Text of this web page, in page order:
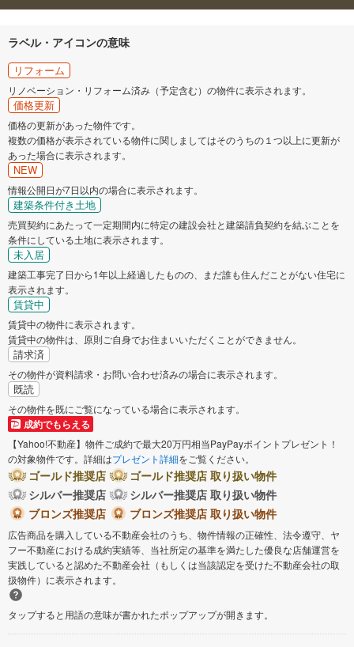
ラベル・アイコンの意味
リフォーム
リノベーション・リフォーム済み（予定含む）の物件に表示されます。
価格更新
価格の更新があった物件です。
複数の価格が表示されている物件に関しましてはそのうちの１つ以上に更新が
あった場合に表示されます。
NEW
情報公開日が7日以内の場合に表示されます。
建築条件付き土地
売買契約にあたって一定期間内に特定の建設会社と建築請負契約を結ぶことを
条件にしている土地に表示されます。
未入居
建築工事完了日から1年以上経過したものの、まだ誰も住んだことがない住宅に
表示されます。
賃貸中
賃貸中の物件に表示されます。
賃貸中の物件は、原則ご自身でお住まいいただくことができません。
請求済
その物件が資料請求・お問い合わせ済みの場合に表示されます。
既読
その物件を既にご覧になっている場合に表示されます。
成約でもらえる
【Yahoo!不動産】物件ご成約で最大20万円相当PayPayポイントプレゼント！
の対象物件です。詳細はプレゼント詳細をご覧ください。
ゴールド推奨店
ゴールド推奨店 取り扱い物件
シルバー推奨店
シルバー推奨店 取り扱い物件
ブロンズ推奨店
ブロンズ推奨店 取り扱い物件
広告商品を購入している不動産会社のうち、物件情報の正確性、法令遵守、ヤ
フー不動産における成約実績等、当社所定の基準を満たした優良な店舗運営を
実践していると認めた不動産会社（もしくは当該認定を受けた不動産会社の取
扱物件）に表示されます。
タップすると用語の意味が書かれたポップアップが開きます。